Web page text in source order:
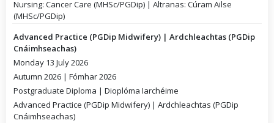
Nursing: Cancer Care (MHSc/PGDip) | Altranas: Cúram Ailse
(MHSc/PGDip)
Advanced Practice (PGDip Midwifery) | Ardchleachtas (PGDip
Cnáimhseachas)
Monday 13 July 2026
Autumn 2026 | Fómhar 2026
Postgraduate Diploma | Dioplóma Iarchéime
Advanced Practice (PGDip Midwifery) | Ardchleachtas (PGDip
Cnáimhseachas)